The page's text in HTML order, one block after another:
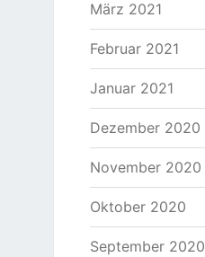
März 2021
Februar 2021
Januar 2021
Dezember 2020
November 2020
Oktober 2020
September 2020